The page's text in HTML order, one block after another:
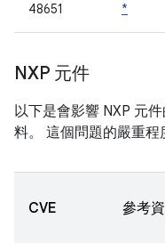
48651
*
NXP 元件
以下是會影響 NXP 元
料。 這個問題的嚴重程
CVE 參考